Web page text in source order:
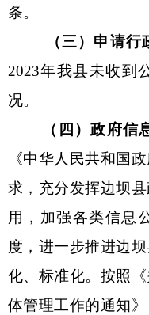
条。
（三）申请行
2023年我县未收到
况。
（四）政府信
《中华人民共和国
求，充分发挥边坝
用，加强各类信息
度，进一步推进边
化、标准化。按照
体管理工作的通知